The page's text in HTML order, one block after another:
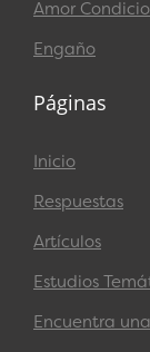
Amor
Engaño
Páginas
Inicio
Respuestas
Artículos
Estudios
Encuentra